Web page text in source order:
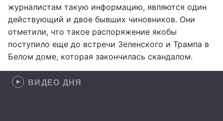
журналистам такую информацию, являются один
действующий и двое бывших чиновников. Они
отметили, что такое распоряжение якобы
поступило еще до встречи Зеленского и Трампа в
Белом доме, которая закончилась скандалом.
ВИДЕО ДНЯ